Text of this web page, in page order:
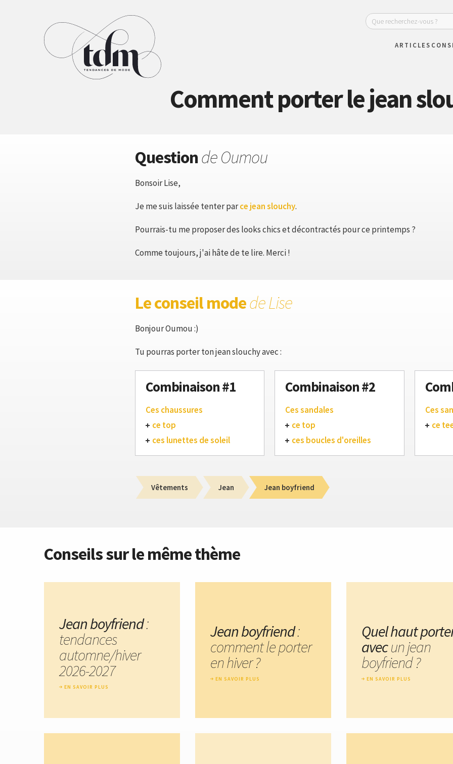
ARTICLES
Comment porter le jean
Questionde Oumou
Bonsoir Lise,
Je me suis laissée tenter parce jean slouchy.
Pourrais-tu me proposer des looks chics et décontractés pour ce printemps ?
Comme toujours, j'ai hâte de te lire. Merci !
Le conseil modede Lise
Bonjour Oumou :)
Tu pourras porter ton jean slouchy avec :
Combinaison #1
Ces chaussures
ce top
ces lunettes de soleil
Combinaison #2
Ces sandales
ce top
ces boucles d'oreilles
Ces
ce
Vêtements Jean Jean boyfriend
Conseils sur le même thème
Jean boyfriend:
tendances
automne/hiver
2026-2027
EN SAVOIR PLUS
Jean boyfriend:
comment le porter
en hiver ?
EN SAVOIR PLUS
Quel haut
avecun jean
boyfriend ?
EN SAVOIR PLUS